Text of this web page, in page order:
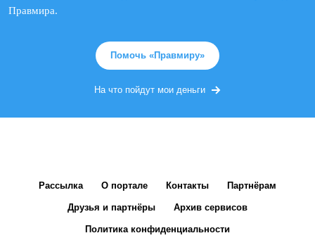
Правмира.
Помочь «Правмиру»
На что пойдут мои деньги
Рассылка О портале Контакты Партнёрам
Друзья и партнёры Архив сервисов
Политика конфиденциальности